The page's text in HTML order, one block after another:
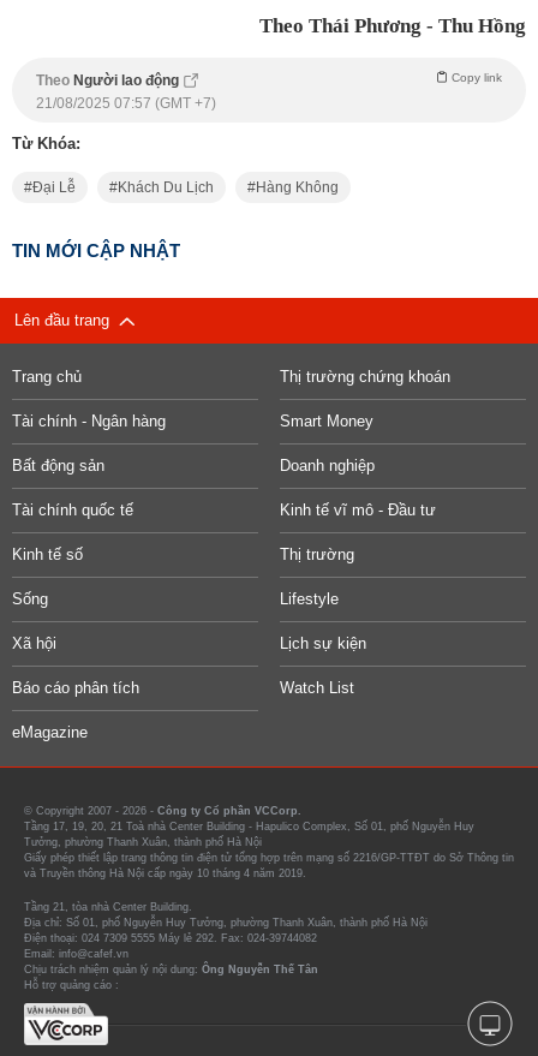
Theo Thái Phương - Thu Hồng
Theo Người lao động Copy link
21/08/2025 07:57 (GMT +7)
Từ Khóa:
Đại Lễ Khách Du Lịch Hàng Không
TIN MỚI CẬP NHẬT
Lên đầu trang
Trang chủ Thị trường chứng khoán
Tài chính - Ngân hàng Smart Money
Bất động sản Doanh nghiệp
Tài chính quốc tế Kinh tế vĩ mô - Đầu tư
Kinh tế số Thị trường
Sống Lifestyle
Xã hội Lịch sự kiện
Báo cáo phân tích Watch List
eMagazine
© Copyright 2007 - 2026 - Công ty Cổ phần VCCorp.
Tầng 17, 19, 20, 21 Toà nhà Center Building - Hapulico Complex, Số 01, phố Nguyễn Huy
Tưởng, phường Thanh Xuân, thành phố Hà Nội
Giấy phép thiết lập trang thông tin điện tử tổng hợp trên mạng số 2216/GP-TTĐT do Sở Thông tin
và Truyền thông Hà Nội cấp ngày 10 tháng 4 năm 2019.
Tầng 21, tòa nhà Center Building.
Địa chỉ: Số 01, phố Nguyễn Huy Tưởng, phường Thanh Xuân, thành phố Hà Nội
Điện thoại: 024 7309 5555 Máy lẻ 292. Fax: 024-39744082
Email: info@cafef.vn
Chịu trách nhiệm quản lý nội dung: Ông Nguyễn Thế Tân
Hỗ trợ quảng cáo :